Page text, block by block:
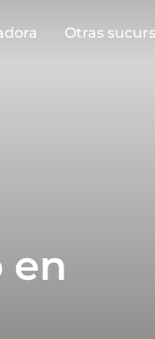
Otras
en